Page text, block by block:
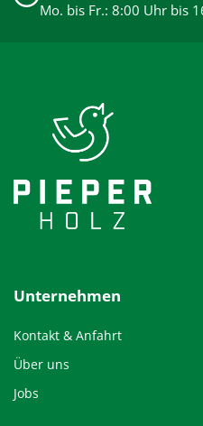
Mo. bis Fr.: 8:00 Uhr bis
Unternehmen
Kontakt & Anfahrt
Über uns
Jobs